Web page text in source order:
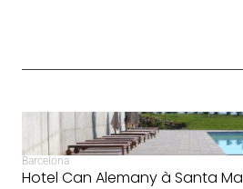
Barcelona
Hotel Can Alemany à Santa